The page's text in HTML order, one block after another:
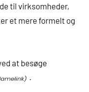
til virksomheder,
et mere formelt og
at besøge
.